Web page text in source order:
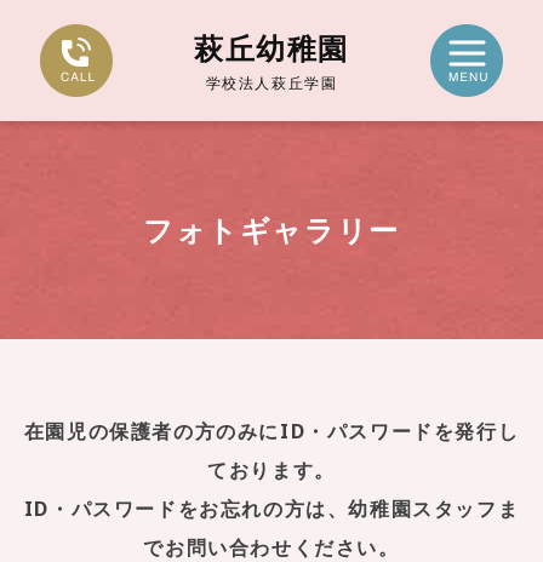
萩丘幼稚園
学校法人萩丘学園
フォトギャラリー
在園児の保護者の方のみにID・パスワードを発行し
ております。
ID・パスワードをお忘れの方は、幼稚園スタッフま
でお問い合わせください。